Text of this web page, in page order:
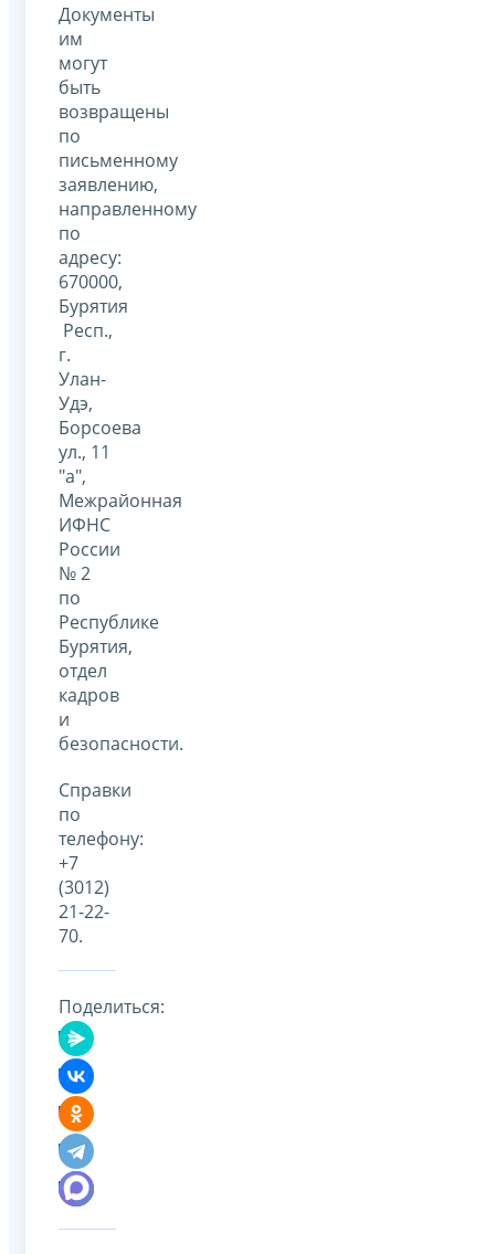
Документы
им
могут
быть
возвращены
по
письменному
заявлению,
направленному
по
адресу:
670000,
Бурятия
Респ.,
г.
Улан-
Удэ,
Борсоева
ул., 11
"а",
Межрайонная
ИФНС
России
№ 2
по
Республике
Бурятия,
отдел
кадров
и
безопасности.
Справки
по
телефону:
+7
(3012)
21-22-
70.
Поделиться: